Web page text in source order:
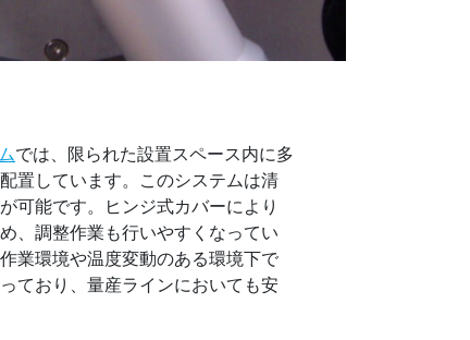
では、限られた設置スペース内に多
置しています。このシステムは清
可能です。ヒンジ式カバーにより
、調整作業も行いやすくなってい
業環境や温度変動のある環境下で
ており、量産ラインにおいても安